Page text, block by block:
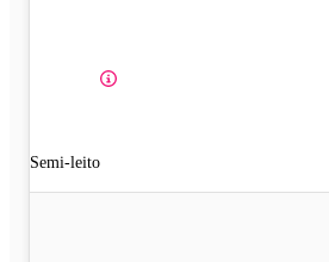
Semi-leito